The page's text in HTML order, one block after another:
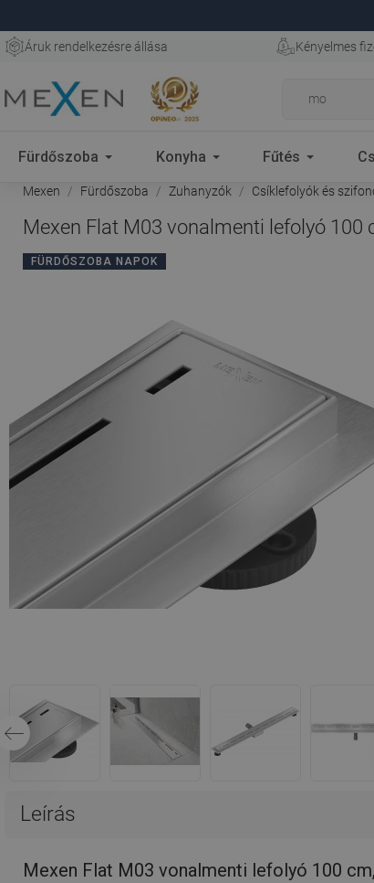
Áruk rendelkezésre állása Kényelmes
Fürdőszoba Konyha Fűtés
Mexen Fürdőszoba Zuhanyzók Csíklefolyók és
Mexen Flat M03 vonalmenti lefolyó 100
FÜRDŐSZOBA NAPOK
Leírás
Mexen Flat M03 vonalmenti lefolyó 100